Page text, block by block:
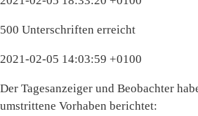
500 Unterschriften erreicht
2021-02-05 14:03:59 +0100
Der Tagesanzeiger und Beobachter
umstrittene Vorhaben berichtet: